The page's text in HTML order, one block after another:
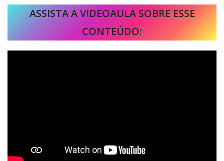
ASSISTA A VIDEOAULA SOBRE ESSE
CONTEÚDO: